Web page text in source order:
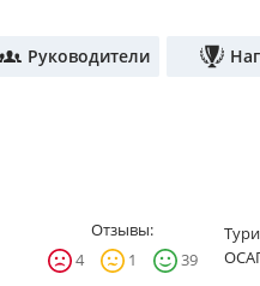
Руководители
Отзывы:
4
1 39